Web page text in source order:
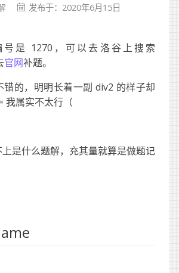
发布于：2020年6月15日
是 1270，可以去洛谷上搜索
官网补题。
错的，明明长着一副 div2 的样子却
我属实不太行（
是什么题解，充其量就算是做题记